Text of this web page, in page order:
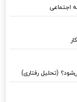
اجتماعی
(تحلیل رفتاری)